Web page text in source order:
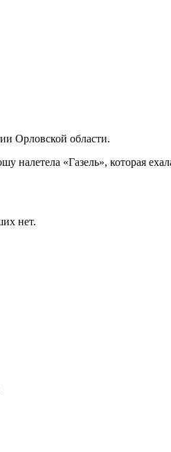
Орловской области.
налетела «Газель», которая
нет.